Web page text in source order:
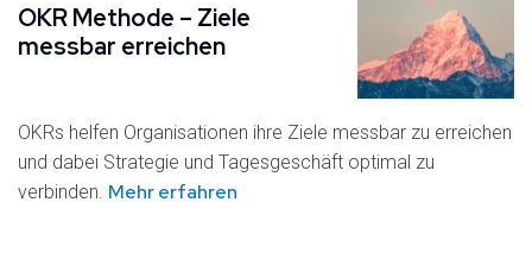
OKR Methode – Ziele
messbar erreichen
OKRs helfen Organisationen ihre Ziele messbar zu erreichen
und dabei Strategie und Tagesgeschäft optimal zu
verbinden. Mehr erfahren